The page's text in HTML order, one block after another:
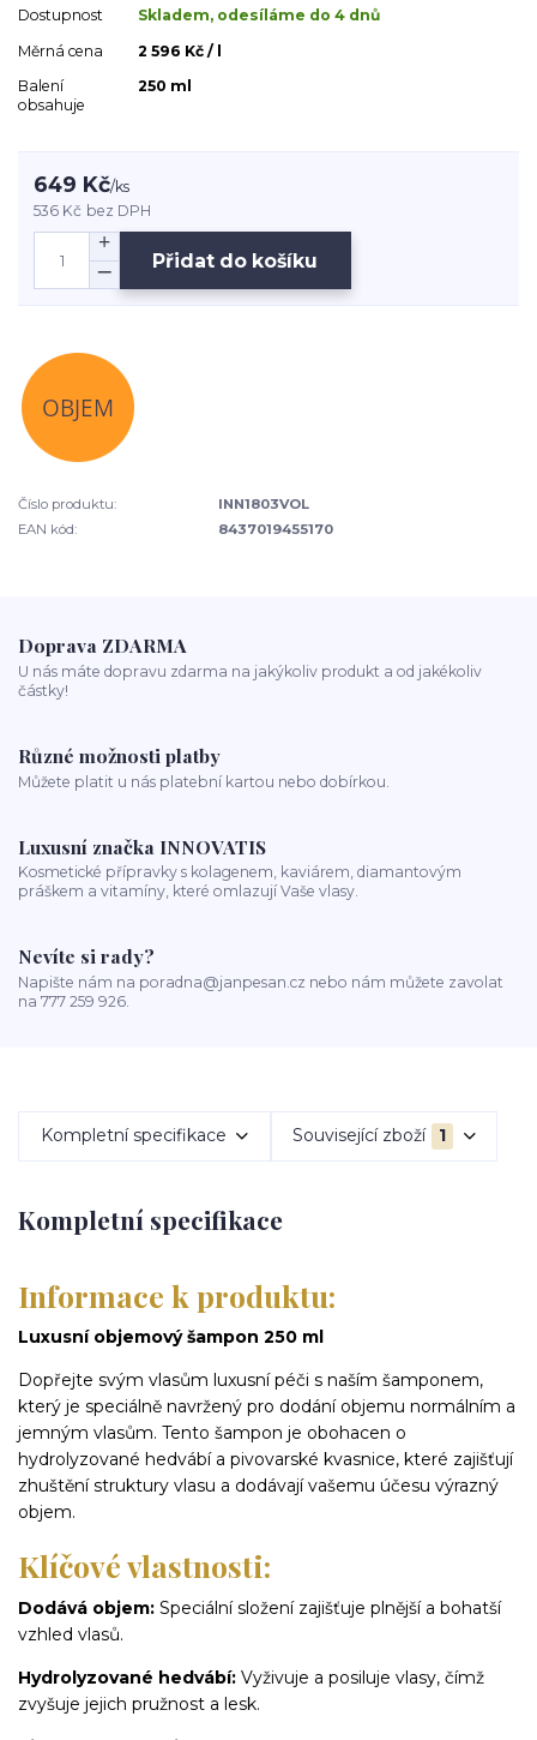
Dostupnost
Skladem, odesíláme do 4 dnů
Měrná cena
2 596 Kč / l
Balení
obsahuje
250 ml
649 Kč/ks
536 Kč bez DPH
Přidat do košíku
Číslo produktu:
INN1803VOL
EAN kód:
8437019455170
Doprava ZDARMA
U nás máte dopravu zdarma na jakýkoliv produkt a od jakékoliv
částky!
Různé možnosti platby
Můžete platit u nás platební kartou nebo dobírkou.
Luxusní značka INNOVATIS
Kosmetické přípravky s kolagenem, kaviárem, diamantovým
práškem a vitamíny, které omlazují Vaše vlasy.
Nevíte si rady?
Napište nám na poradna@janpesan.cz nebo nám můžete zavolat
na 777 259 926.
Kompletní specifikace Související zboží 1
Kompletní specifikace
Informace k produktu:
Luxusní objemový šampon 250 ml
Dopřejte svým vlasům luxusní péči s naším šamponem,
který je speciálně navržený pro dodání objemu normálním a
jemným vlasům. Tento šampon je obohacen o
hydrolyzované hedvábí a pivovarské kvasnice, které zajišťují
zhuštění struktury vlasu a dodávají vašemu účesu výrazný
objem.
Klíčové vlastnosti:
Dodává objem: Speciální složení zajišťuje plnější a bohatší
vzhled vlasů.
Hydrolyzované hedvábí: Vyživuje a posiluje vlasy, čímž
zvyšuje jejich pružnost a lesk.